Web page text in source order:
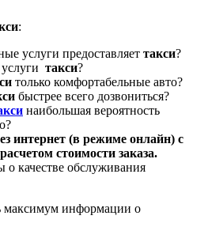
:
услуги предоставляет такси?
такси?
только комфортабельные авто?
быстрее всего дозвониться?
наибольшая вероятность
интернет (в режиме онлайн) с
стоимости заказа.
о качестве обслуживания
максимум информации о